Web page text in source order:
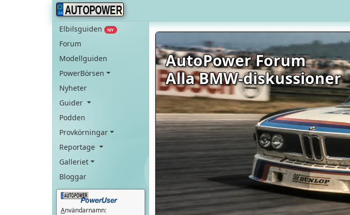
AUTOPOWER
Elbilsguiden NY
Forum
Modellguiden
PowerBörsen
Nyheter
Guider
Podden
Provkörningar
Reportage
Galleriet
Bloggar
Användarnamn:
AutoPower Forum
Alla BMW-diskussioner